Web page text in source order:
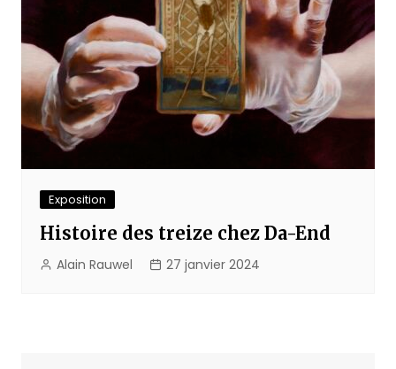
Exposition
Histoire des treize chez Da-End
Alain Rauwel 27 janvier 2024